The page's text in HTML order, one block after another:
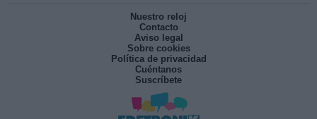
Nuestro reloj
Contacto
Aviso legal
Sobre cookies
Política de privacidad
Cuéntanos
Suscríbete